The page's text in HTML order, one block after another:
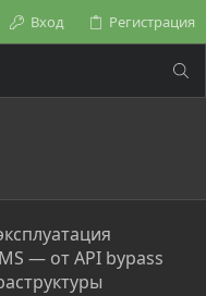
Вход Регистрация
— от API bypass